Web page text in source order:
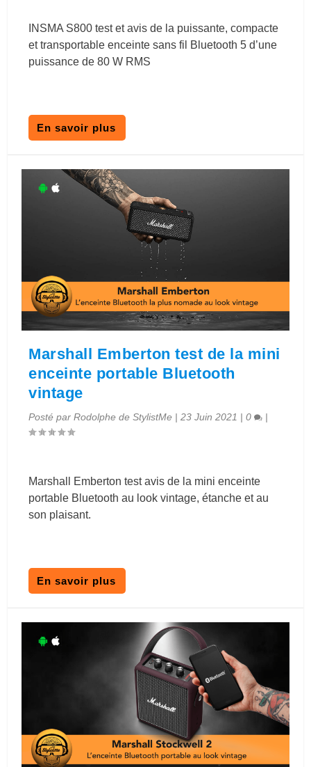
INSMA S800 test et avis de la puissante, compacte
et transportable enceinte sans fil Bluetooth 5 d’une
puissance de 80 W RMS
En savoir plus
Marshall Emberton test de la mini
enceinte portable Bluetooth
vintage
Posté parRodolphe de StylistMe |23 Juin 2021 |0 |
Marshall Emberton test avis de la mini enceinte
portable Bluetooth au look vintage, étanche et au
son plaisant.
En savoir plus